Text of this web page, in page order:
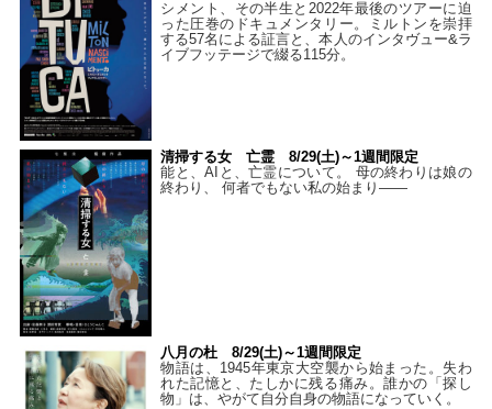
シメント、その半生と2022年最後のツアーに迫
った圧巻のドキュメンタリー。ミルトンを崇拝
する57名による証言と、本人のインタヴュー&ラ
イブフッテージで綴る115分。
清掃する女 亡霊 8/29(土)～1週間限定
能と、AIと、亡霊について。 母の終わりは娘の
終わり、 何者でもない私の始まり――
八月の杜 8/29(土)～1週間限定
物語は、1945年東京大空襲から始まった。失わ
れた記憶と、たしかに残る痛み。誰かの「探し
物」は、やがて自分自身の物語になっていく。